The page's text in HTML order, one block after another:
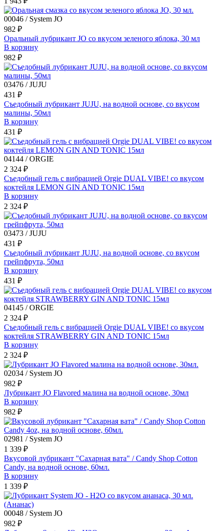
00046 / System JO
982 ₽
Оральный лубрикант JO со вкусом зеленого яблока, 30 мл
В корзину
982 ₽
03476 / JUJU
431 ₽
Съедобный лубрикант JUJU, на водной основе, со вкусом
малины, 50мл
В корзину
431 ₽
04144 / ORGIE
2 324 ₽
Съедобный гель с вибрацией Orgie DUAL VIBE! со вкусом
коктейля LEMON GIN AND TONIC 15мл
В корзину
2 324 ₽
03473 / JUJU
431 ₽
Съедобный лубрикант JUJU, на водной основе, со вкусом
грейпфрута, 50мл
В корзину
431 ₽
04145 / ORGIE
2 324 ₽
Съедобный гель с вибрацией Orgie DUAL VIBE! со вкусом
коктейля STRAWBERRY GIN AND TONIC 15мл
В корзину
2 324 ₽
02034 / System JO
982 ₽
Лубрикант JO Flavored малина на водной основе, 30мл
В корзину
982 ₽
02981 / System JO
1 339 ₽
Вкусовой лубрикант "Сахарная вата" / Candy Shop Cotton
Candy, на водной основе, 60мл.
В корзину
1 339 ₽
00048 / System JO
982 ₽